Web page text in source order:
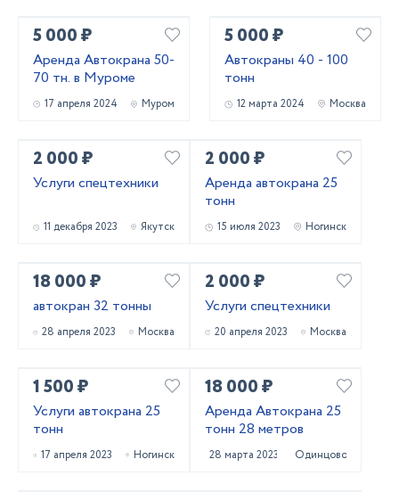
5 000 ₽
Аренда Автокрана 50-
70 тн. в Муроме
17 апреля 2024 Муром
5 000 ₽
Автокраны 40 - 100
тонн
12 марта 2024 Москва
2 000 ₽
Услуги спецтехники
11 декабря 2023 Якутск
2 000 ₽
Аренда автокрана 25
тонн
15 июля 2023 Ногинск
18 000 ₽
автокран 32 тонны
28 апреля 2023 Москва
2 000 ₽
Услуги спецтехники
20 апреля 2023 Москва
1 500 ₽
Услуги автокрана 25
тонн
17 апреля 2023 Ногинск
18 000 ₽
Аренда Автокрана 25
тонн 28 метров
28 марта 2023 Одинцово